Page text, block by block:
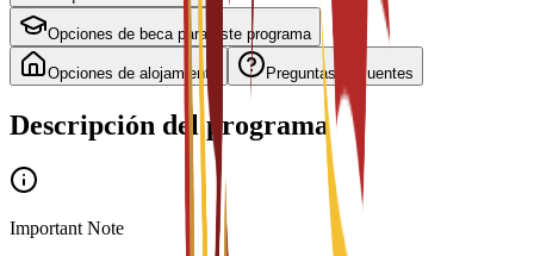
Opciones de beca para este programa
Opciones de alojamiento Preguntas frecuentes
Descripción del programa
Important Note